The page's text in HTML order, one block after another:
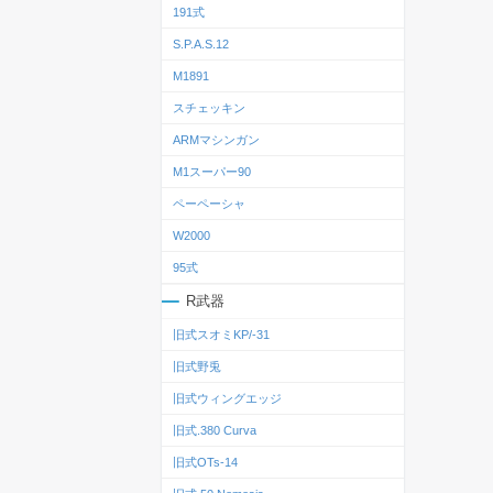
191式
S.P.A.S.12
M1891
スチェッキン
ARMマシンガン
M1スーパー90
ペーペーシャ
W2000
95式
R武器
旧式スオミKP/-31
旧式野兎
旧式ウィングエッジ
旧式.380 Curva
旧式OTs‐14